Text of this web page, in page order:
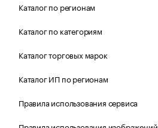
Каталог по регионам
Каталог по категориям
Каталог торговых марок
Каталог ИП по регионам
Правила использования сервиса